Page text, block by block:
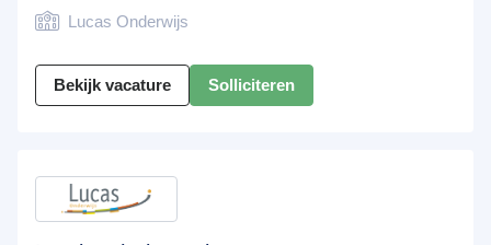
Lucas Onderwijs
Bekijk vacature Solliciteren